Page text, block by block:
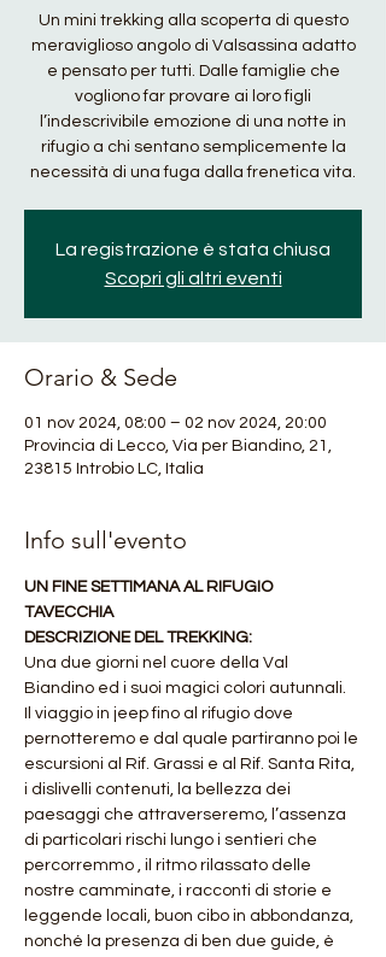
Un mini trekking alla scoperta di questo
meraviglioso angolo di Valsassina adatto
e pensato per tutti. Dalle famiglie che
vogliono far provare ai loro figli
l’indescrivibile emozione di una notte in
rifugio a chi sentano semplicemente la
necessità di una fuga dalla frenetica vita.
La registrazione è stata chiusa
Scopri gli altri eventi
Orario & Sede
01 nov 2024, 08:00 – 02 nov 2024, 20:00
Provincia di Lecco, Via per Biandino, 21,
23815 Introbio LC, Italia
Info sull'evento
UN FINE SETTIMANA AL RIFUGIO
TAVECCHIA
DESCRIZIONE DEL TREKKING:
Una due giorni nel cuore della Val
Biandino ed i suoi magici colori autunnali.
Il viaggio in jeep fino al rifugio dove
pernotteremo e dal quale partiranno poi le
escursioni al Rif. Grassi e al Rif. Santa Rita,
i dislivelli contenuti, la bellezza dei
paesaggi che attraverseremo, l’assenza
di particolari rischi lungo i sentieri che
percorremmo , il ritmo rilassato delle
nostre camminate, i racconti di storie e
leggende locali, buon cibo in abbondanza,
nonché la presenza di ben due guide, è